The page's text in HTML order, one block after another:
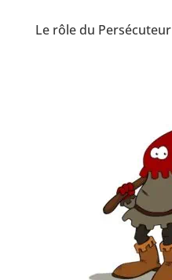
Le rôle du Persécuteur